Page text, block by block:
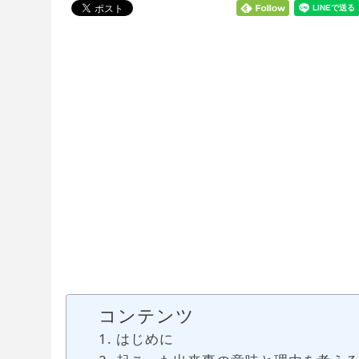
コンテンツ
はじめに